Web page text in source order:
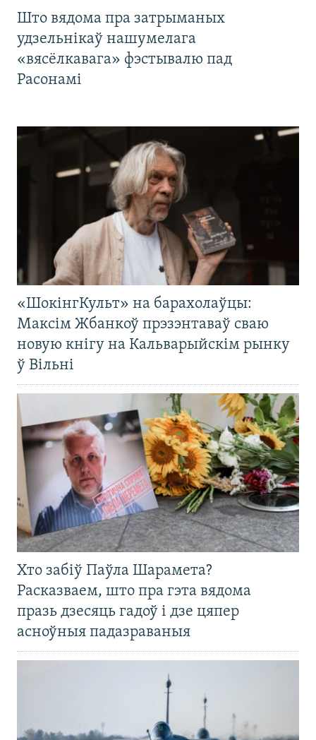
Што вядома пра затрыманых
удзельнікаў нашумелага
«вясёлкавага» фэстывалю пад
Расонамі
«ШокінгКульт» на барахолаўцы:
Максім Жбанкоў прэзэнтаваў сваю
новую кнігу на Кальварыйскім рынку
ў Вільні
Хто забіў Паўла Шарамета?
Расказваем, што пра гэта вядома
празь дзесяць гадоў і дзе цяпер
асноўныя падазраваныя